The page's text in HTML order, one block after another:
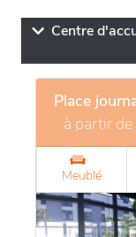
Centre
Place
à partir de
Meublé